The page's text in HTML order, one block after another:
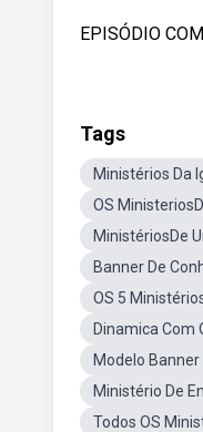
EPISÓDIO
Tags
Ministérios Da
OS
MinistériosDe
Banner De
OS 5
Dinamica Com
Modelo
Ministério De
Todos OS